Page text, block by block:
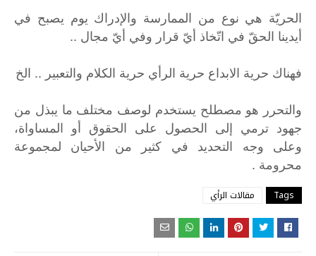
الحريّة هي نوع من الممارسة والإدراك يوم يصبح في
أيدينا الحقّ في اتّخاذ أيّ قرار وفي أيّ مجال ..
فهناك حرية الابداع حرية الرأي حرية الكلام والتعبير .. الخ
والتحرر هو مصطلح يستخدم لوصف مختلف ما يبذل من
جهود ترمي إلى الحصول على الحقوق أو
المساواة،
وعلى
وجه التحديد في كثير من الأحيان
لمجموعة
محرومة .
Tags مقالات الرأي